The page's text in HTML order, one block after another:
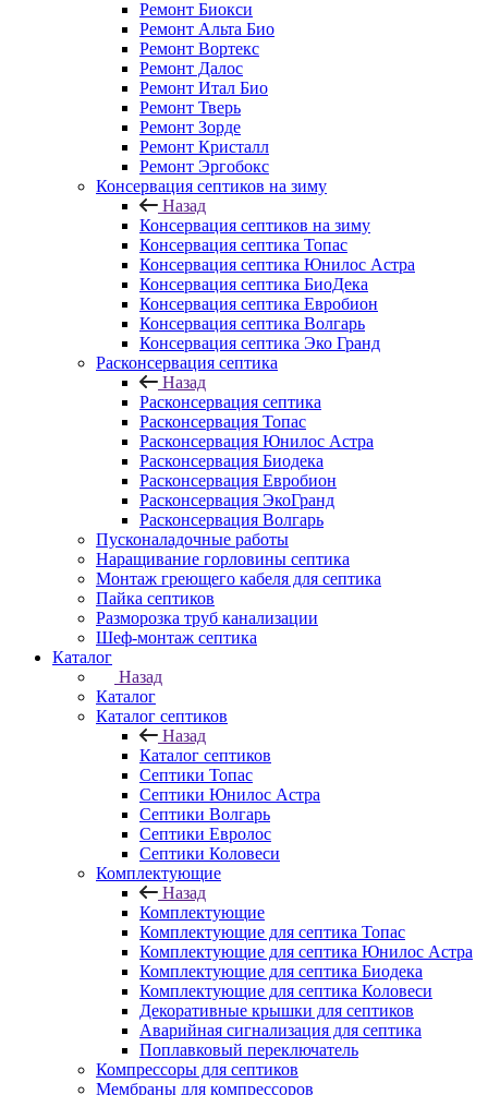
Ремонт Биокси
Ремонт Альта Био
Ремонт Вортекс
Ремонт Далос
Ремонт Итал Био
Ремонт Тверь
Ремонт Зорде
Ремонт Кристалл
Ремонт Эргобокс
Консервация септиков на зиму
Назад
Консервация септиков на зиму
Консервация септика Топас
Консервация септика Юнилос Астра
Консервация септика БиоДека
Консервация септика Евробион
Консервация септика Волгарь
Консервация септика Эко Гранд
Расконсервация септика
Назад
Расконсервация септика
Расконсервация Топас
Расконсервация Юнилос Астра
Расконсервация Биодека
Расконсервация Евробион
Расконсервация ЭкоГранд
Расконсервация Волгарь
Пусконаладочные работы
Наращивание горловины септика
Монтаж греющего кабеля для септика
Пайка септиков
Разморозка труб канализации
Шеф-монтаж септика
Каталог
Назад
Каталог
Каталог септиков
Назад
Каталог септиков
Септики Топас
Септики Юнилос Астра
Септики Волгарь
Септики Евролос
Септики Коловеси
Комплектующие
Назад
Комплектующие
Комплектующие для септика Топас
Комплектующие для септика Юнилос Астра
Комплектующие для септика Биодека
Комплектующие для септика Коловеси
Декоративные крышки для септиков
Аварийная сигнализация для септика
Поплавковый переключатель
Компрессоры для септиков
Мембраны для компрессоров